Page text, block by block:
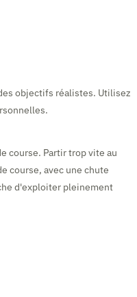
objectifs réalistes. Utilisez
course. Partir trop vite au
course, avec une chute
d'exploiter pleinement